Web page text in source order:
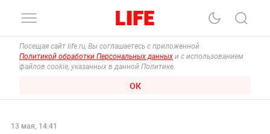
Посещая сайт life.ru, Вы соглашаетесь с приложенной
Политикой обработки Персональных данных и с использованием
файлов cookie, указанных в данной Политике.
ОК
13 мая, 14:41